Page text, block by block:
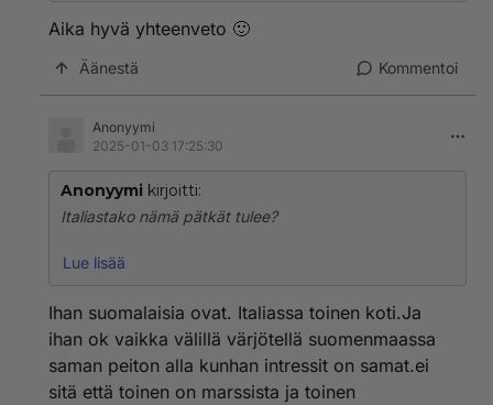
alkuhuumassa, kännissä tai työttöminä tai
vastuuttomina töistä eläke tms. helpotus, ne jaksaa
villiintyä ja olla reippaita.
Aika hyvä yhteenveto 🙂
Äänestä Kommentoi
Anonyymi
2025-01-03 17:25:30
Anonyymi kirjoitti:
Italiastako nämä pätkät tulee?
Jos näin, niin se on: ilmasto.
Tammikuisessa pakkassuomessa haluttaa vetää vaan
Kattellaan sitte kevväämmällä.
-keinovaginamies-
Lue lisää
Ihan suomalaisia ovat. Italiassa toinen koti.Ja
ihan ok vaikka välillä värjötellä suomenmaassa
saman peiton alla kunhan intressit on samat.ei
sitä että toinen on marssista ja toinen